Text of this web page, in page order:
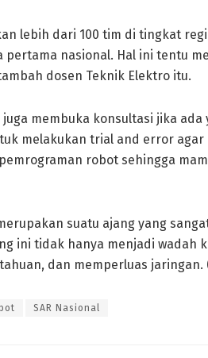
lebih dari 100 tim di tingkat
nasional. Hal ini tentu
dosen Teknik Elektro itu.
membuka konsultasi jika
melakukan trial and error
robot sehingga
suatu ajang yang
ini tidak hanya menjadi wadah
dan memperluas jaringan.
SAR Nasional